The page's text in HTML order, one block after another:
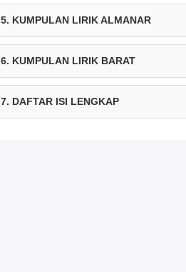
5. KUMPULAN LIRIK ALMANAR
6. KUMPULAN LIRIK BARAT
7. DAFTAR ISI LENGKAP